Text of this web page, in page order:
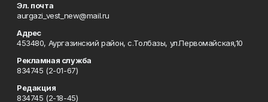
Эл. почта
aurgazi_vest_new@mail.ru
Адрес
453480, Аургазинский район, с.Толбазы, ул.Первомайская,10
Рекламная служба
834745 (2-01-67)
Редакция
834745 (2-18-45)